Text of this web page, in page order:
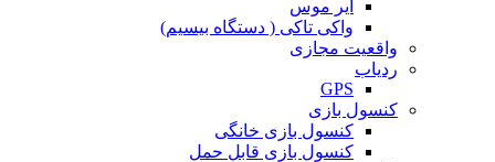
ایر موس
واکی تاکی ( دستگاه بیسیم)
واقعیت مجازی
ردیاب
GPS
کنسول بازی
کنسول بازی خانگی
کنسول بازی قابل حمل